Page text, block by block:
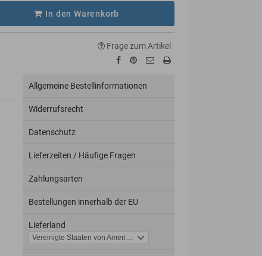
In den Warenkorb
Frage zum Artikel
Allgemeine Bestellinformationen
Widerrufsrecht
Datenschutz
Lieferzeiten / Häufige Fragen
Zahlungsarten
Bestellungen innerhalb der EU
Lieferland